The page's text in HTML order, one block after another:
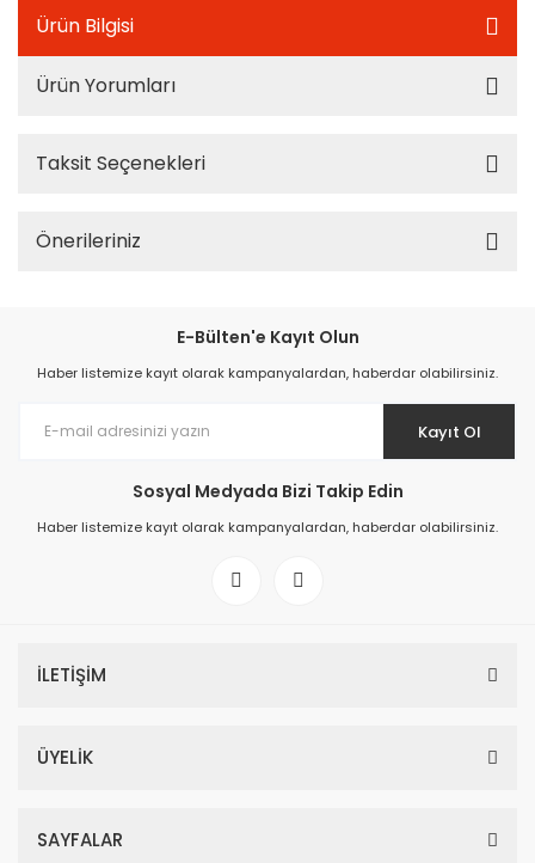
Ürün Bilgisi
Ürün Yorumları
Taksit Seçenekleri
Önerileriniz
E-Bülten'e Kayıt Olun
Haber listemize kayıt olarak kampanyalardan, haberdar olabilirsiniz.
Kayıt Ol
Sosyal Medyada Bizi Takip Edin
Haber listemize kayıt olarak kampanyalardan, haberdar olabilirsiniz.
İLETİŞİM
ÜYELİK
SAYFALAR